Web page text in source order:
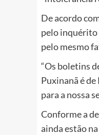
De acordo
pelo inquérito
pelo mesmo
“Os boletins
Puxinanã é
para a nossa
Conforme a
ainda estão